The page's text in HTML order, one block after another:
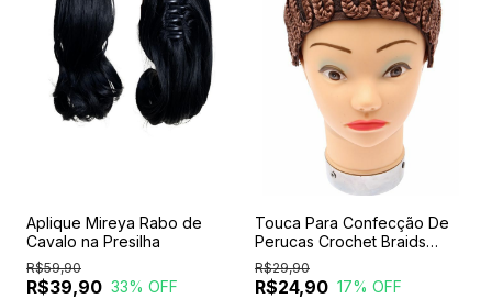
Aplique Mireya Rabo de
Cavalo na Presilha
R$39,90
R$59,90
33% OFF
Touca Para Confecção De
Perucas Crochet Braids
Entrelace
R$24,90
R$29,90
17% OFF